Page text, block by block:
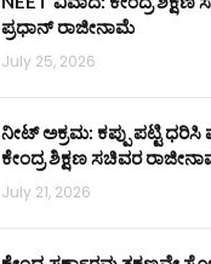
ಪ್ರಧಾನ್ ರಾಜೀನಾಮೆ
July 25, 2026
ನೀಟ್ ಅಕ್ರಮ: ಕಪ್ಪು ಪಟ್ಟಿ
ಕೇಂದ್ರ ಶಿಕ್ಷಣ ಸಚಿವರ
July 21, 2026